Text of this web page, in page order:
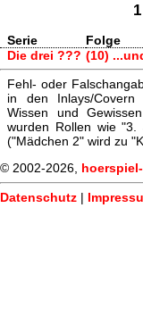
Serie Folge
Die drei ??? (10)
Fehl- oder
in den Inlays/Covern
Wissen und
wurden Rollen wie
("Mädchen 2" wird zu
© 2002-2026,
Datenschutz |